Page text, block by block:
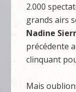
2.000
grands airs
Nadine
précédente
clinquant
Mais